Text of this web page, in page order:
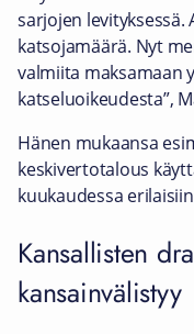
sarjojen
katsojamäärä. Nyt
valmiita maksamaan
katseluoikeudesta”,
Hänen mukaansa
keskivertotalous
kuukaudessa
Kansallisten
kansainvälistyy